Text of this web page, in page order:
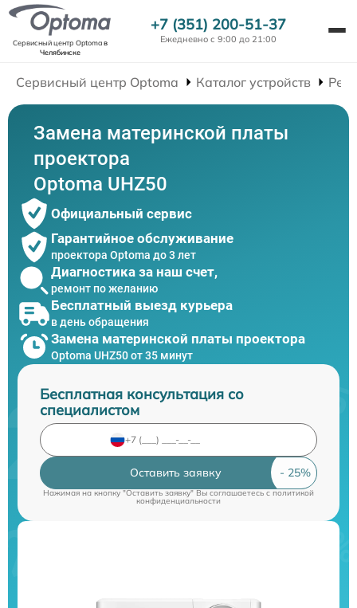
Сервисный центр Optomaв
Челябинске
+7 (351) 200-51-37
Ежедневно с 9:00 до 21:00
Сервисный центр Optoma Каталог устройств
Замена материнской платы
проектора
Optoma UHZ50
Официальный сервис
Гарантийное обслуживание
проектора Optoma до 3 лет
Диагностика за наш счет,
ремонт по желанию
Бесплатный выезд курьера
в день обращения
Замена материнской платы проектора
Optoma UHZ50 от 35 минут
Бесплатная консультация со
специалистом
Оставить заявку
Нажимая на кнопку "Оставить заявку" Вы соглашаетесь cполитикой
конфиденциальности